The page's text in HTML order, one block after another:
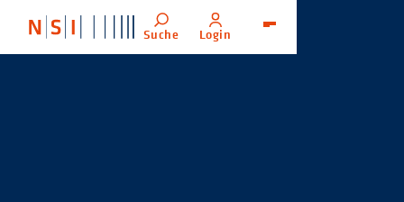
Suche Login